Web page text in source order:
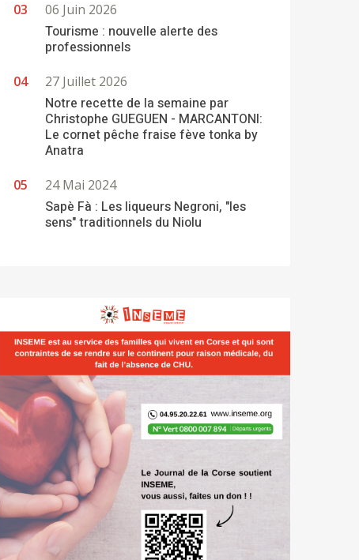
06 Juin 2026
Tourisme : nouvelle alerte des
professionnels
27 Juillet 2026
Notre recette de la semaine par
Christophe GUEGUEN - MARCANTONI:
Le cornet pêche fraise fève tonka by
Anatra
24 Mai 2024
Sapè Fà : Les liqueurs Negroni, "les
sens" traditionnels du Niolu